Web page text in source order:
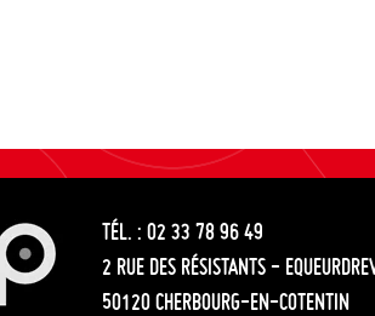
TÉL. : 02 33 78 96 49
2 RUE DES RÉSISTANTS -
50120 CHERBOURG-EN-COTENTIN